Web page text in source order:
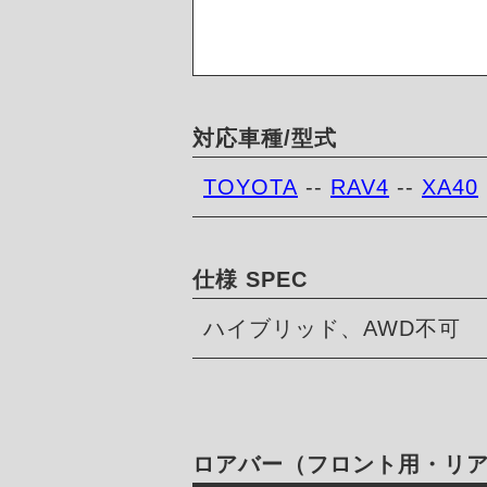
対応車種/型式
TOYOTA -- RAV4 -- XA40
仕様 SPEC
ハイブリッド、AWD不可
ロアバー（フロント用・リ